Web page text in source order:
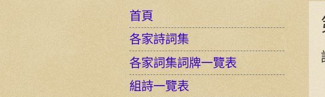
首頁
各家詩詞集
各家詞集詞牌一覽表
組詩一覽表